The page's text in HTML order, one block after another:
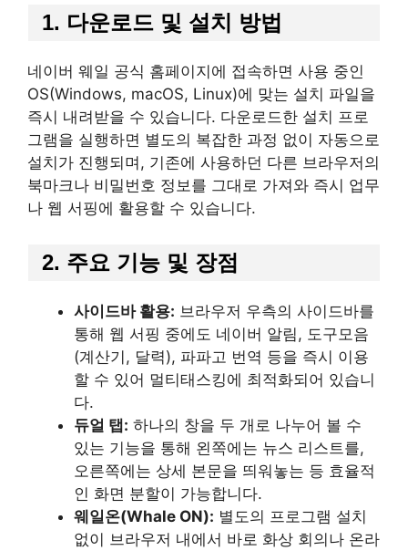
1. 다운로드 및 설치 방법
네이버 웨일 공식 홈페이지에 접속하면 사용 중인
OS(Windows, macOS, Linux)에 맞는 설치 파일을
즉시 내려받을 수 있습니다. 다운로드한 설치 프로
그램을 실행하면 별도의 복잡한 과정 없이 자동으로
설치가 진행되며, 기존에 사용하던 다른 브라우저의
북마크나 비밀번호 정보를 그대로 가져와 즉시 업무
나 웹 서핑에 활용할 수 있습니다.
2. 주요 기능 및 장점
사이드바 활용: 브라우저 우측의 사이드바를
통해 웹 서핑 중에도 네이버 알림, 도구모음
(계산기, 달력), 파파고 번역 등을 즉시 이용
할 수 있어 멀티태스킹에 최적화되어 있습니
다.
듀얼 탭: 하나의 창을 두 개로 나누어 볼 수
있는 기능을 통해 왼쪽에는 뉴스 리스트를,
오른쪽에는 상세 본문을 띄워놓는 등 효율적
인 화면 분할이 가능합니다.
웨일온(Whale ON): 별도의 프로그램 설치
없이 브라우저 내에서 바로 화상 회의나 온라